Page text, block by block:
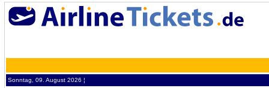
Sonntag, 09. August 2026 ¦